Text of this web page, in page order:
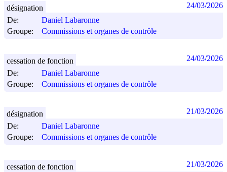
De:
Daniel Labaronne
Groupe:
Commissions et organes de contrôle
désignation 24/03/2026
De:
Daniel Labaronne
Groupe:
Commissions et organes de contrôle
cessation de fonction 24/03/2026
De:
Daniel Labaronne
Groupe:
Commissions et organes de contrôle
désignation 21/03/2026
cessation de fonction 21/03/2026